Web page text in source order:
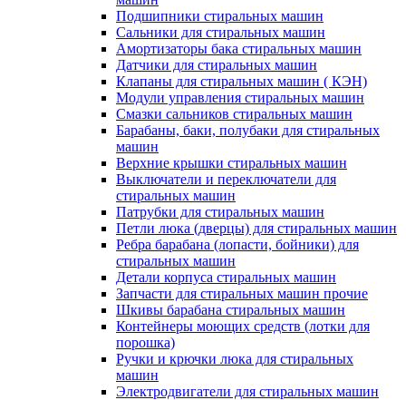
Подшипники стиральных машин
Сальники для стиральных машин
Амортизаторы бака стиральных машин
Датчики для стиральных машин
Клапаны для стиральных машин ( КЭН)
Модули управления стиральных машин
Смазки сальников стиральных машин
Барабаны, баки, полубаки для стиральных
машин
Верхние крышки стиральных машин
Выключатели и переключатели для
стиральных машин
Патрубки для стиральных машин
Петли люка (дверцы) для стиральных машин
Ребра барабана (лопасти, бойники) для
стиральных машин
Детали корпуса стиральных машин
Запчасти для стиральных машин прочие
Шкивы барабана стиральных машин
Контейнеры моющих средств (лотки для
порошка)
Ручки и крючки люка для стиральных
машин
Электродвигатели для стиральных машин